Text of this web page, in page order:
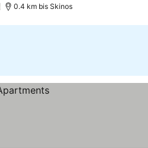
0.4 km bis Skinos